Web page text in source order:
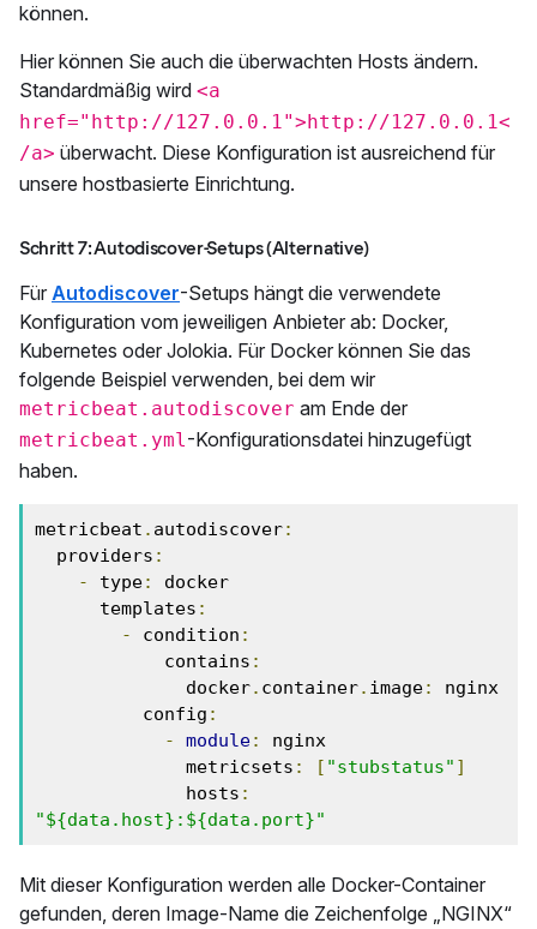
können.
Hier können Sie auch die überwachten Hosts ändern.
Standardmäßig wird <a
href="http://127.0.0.1">http://127.0.0.1<
/a> überwacht. Diese Konfiguration ist ausreichend für
unsere hostbasierte Einrichtung.
Schritt 7: Autodiscover-Setups (Alternative)
Für Autodiscover-Setups hängt die verwendete
Konfiguration vom jeweiligen Anbieter ab: Docker,
Kubernetes oder Jolokia. Für Docker können Sie das
folgende Beispiel verwenden, bei dem wir
metricbeat.autodiscover am Ende der
metricbeat.yml-Konfigurationsdatei hinzugefügt
haben.
metricbeat . autodiscover:
  providers
:
-
type:
docker
      templates
:
-
condition :
            contains
:
              docker
. container. image:
nginx
          config
:
-
module:
nginx
              metricsets
: [ "stubstatus" ]
              hosts
:
"${data.host}:${data.port}"
Mit dieser Konfiguration werden alle Docker-Container
gefunden, deren Image-Name die Zeichenfolge „NGINX“